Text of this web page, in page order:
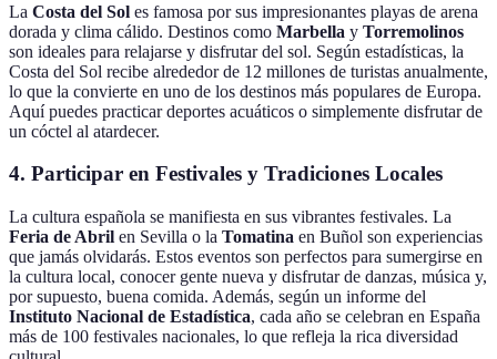
La Costa del Sol es famosa por sus impresionantes playas de arena
dorada y clima cálido. Destinos como Marbella y Torremolinos
son ideales para relajarse y disfrutar del sol. Según estadísticas, la
Costa del Sol recibe alrededor de 12 millones de turistas anualmente,
lo que la convierte en uno de los destinos más populares de Europa.
Aquí puedes practicar deportes acuáticos o simplemente disfrutar de
un cóctel al atardecer.
4. Participar en Festivales y Tradiciones Locales
La cultura española se manifiesta en sus vibrantes festivales. La
Feria de Abril en Sevilla o la Tomatina en Buñol son experiencias
que jamás olvidarás. Estos eventos son perfectos para sumergirse en
la cultura local, conocer gente nueva y disfrutar de danzas, música y,
por supuesto, buena comida. Además, según un informe del
Instituto Nacional de Estadística, cada año se celebran en España
más de 100 festivales nacionales, lo que refleja la rica diversidad